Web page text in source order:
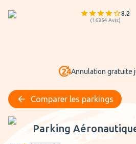
8.2
(16354 Avis)
Annulation gratuite
Comparer les parkings
Parking Aéronautique
Parking